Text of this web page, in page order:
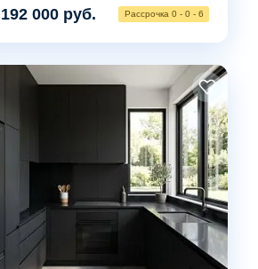
192 000 руб. Рассрочка 0 - 0 - 6